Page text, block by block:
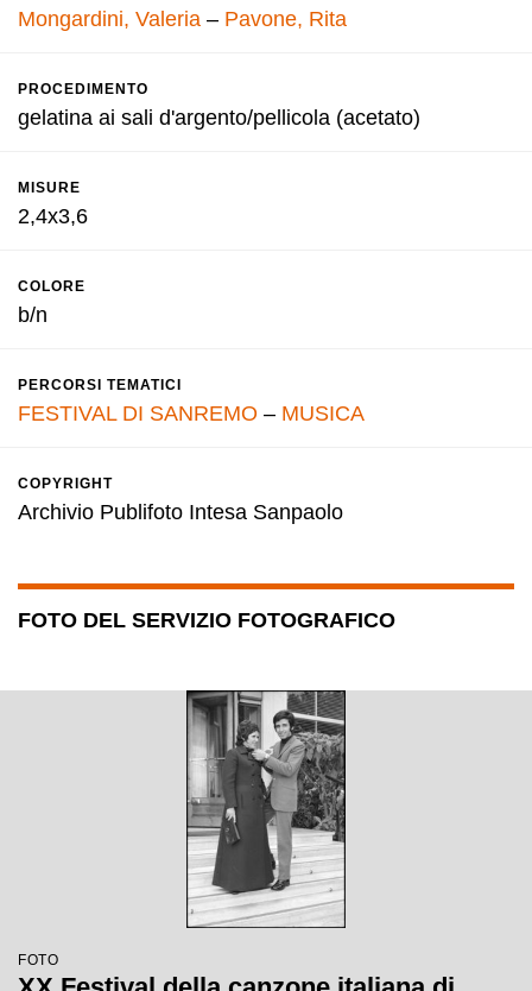
Mongardini, Valeria – Pavone, Rita
PROCEDIMENTO
gelatina ai sali d'argento/pellicola (acetato)
MISURE
2,4x3,6
COLORE
b/n
PERCORSI TEMATICI
FESTIVAL DI SANREMO – MUSICA
COPYRIGHT
Archivio Publifoto Intesa Sanpaolo
FOTO DEL SERVIZIO FOTOGRAFICO
FOTO